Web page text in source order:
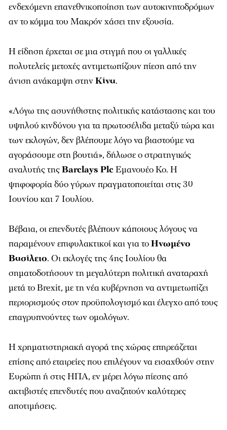
ενδεχόμενη επανεθνικοποίηση των αυτοκινητοδρόμων
αν το κόμμα του Μακρόν χάσει την εξουσία.
Η είδηση έρχεται σε μια στιγμή που οι γαλλικές
πολυτελείς μετοχές αντιμετωπίζουν πίεση από την
άνιση ανάκαμψη στηνΚίνα.
«Λόγω της ασυνήθιστης πολιτικής κατάστασης και του
υψηλού κινδύνου για τα πρωτοσέλιδα μεταξύ τώρα και
των εκλογών, δεν βλέπουμε λόγο να βιαστούμε να
αγοράσουμε στη βουτιά», δήλωσε ο στρατηγικός
αναλυτής τηςBarclays PlcΕμανουέο Κο. Η
ψηφοφορία δύο γύρων πραγματοποιείται στις 30
Ιουνίου και 7 Ιουλίου.
Βέβαια, οι επενδυτές βλέπουν κάποιους λόγους να
παραμένουν επιφυλακτικοί και για τοΗνωμένο
Βασίλειο. Οι εκλογές της 4ης Ιουλίου θα
σηματοδοτήσουν τη μεγαλύτερη πολιτική αναταραχή
μετά το Brexit, με τη νέα κυβέρνηση να αντιμετωπίζει
περιορισμούς στον προϋπολογισμό και έλεγχο από τους
επαγρυπνούντες των ομολόγων.
Η χρηματιστηριακή αγορά της χώρας επηρεάζεται
επίσης από εταιρείες που επιλέγουν να εισαχθούν στην
Ευρώπη ή στις ΗΠΑ, εν μέρει λόγω πίεσης από
ακτιβιστές επενδυτές που αναζητούν καλύτερες
αποτιμήσεις.